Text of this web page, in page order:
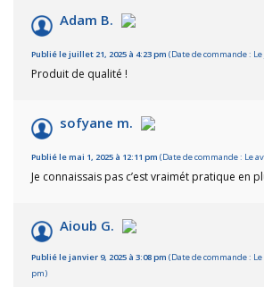
Adam B.
Publié le juillet 21, 2025 à 4:23 pm (Date de commande :
Produit de qualité !
sofyane m.
Publié le mai 1, 2025 à 12:11 pm (Date de commande : Le
Je connaissais pas c’est vraimét pratique en
Aioub G.
Publié le janvier 9, 2025 à 3:08 pm (Date de commande : Le
pm)